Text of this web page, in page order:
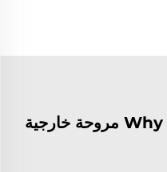
Why choose FJDIAMOND مروحة خارجية